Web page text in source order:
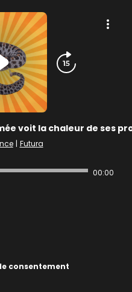
voit la chaleur de ses
| Futura
00:00
consentement